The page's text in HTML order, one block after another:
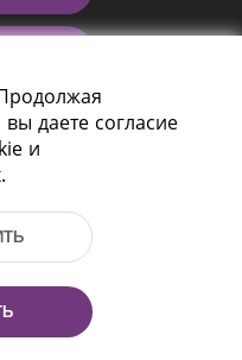
220114
(+375 17)
даете согласие
и